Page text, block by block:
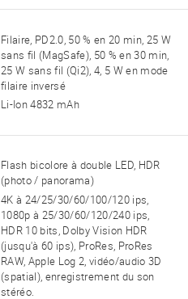
Filaire, PD2.0, 50 % en 20 min, 25 W
sans fil (MagSafe), 50 % en 30 min,
25 W sans fil (Qi2), 4, 5 W en mode
filaire inversé
Li-Ion 4832 mAh
Flash bicolore à double LED, HDR
(photo / panorama)
4K à 24/25/30/60/100/120 ips,
1080p à 25/30/60/120/240 ips,
HDR 10 bits, Dolby Vision HDR
(jusqu'à 60 ips), ProRes, ProRes
RAW, Apple Log 2, vidéo/audio 3D
(spatial), enregistrement du son
stéréo.